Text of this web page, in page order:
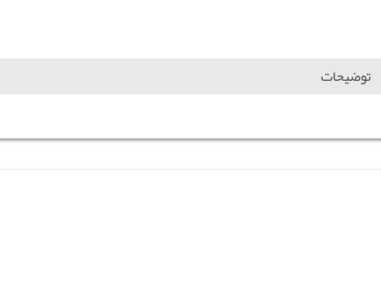
توضیحات